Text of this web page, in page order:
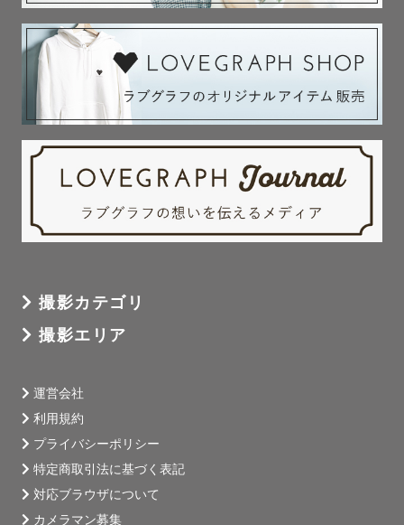
※上記記載神社は撮影可否を保証するものではありませ
ん。撮影不可になっている可能性もございますので予めご
承知ください。
【🤰マタニティ】
私自身も妊婦を経験して、妊娠中の辛さを身に染みて感じ
お腹に来てくれたことはとても嬉しいけれど、マイナート
ラブルも多く、マイナスな気持ちになってしまうことも多
「お腹に来てくれて嬉しい気持ち」
「家族が増える喜び」
撮影は無理なく、可能な限り短時間での撮影を心がけてい
ます。
今しか撮影できない貴重な期間を、ぜひ一緒に残しましょ
撮影カテゴリ
撮影エリア
運営会社
利用規約
プライバシーポリシー
特定商取引法に基づく表記
対応ブラウザについて
カメラマン募集